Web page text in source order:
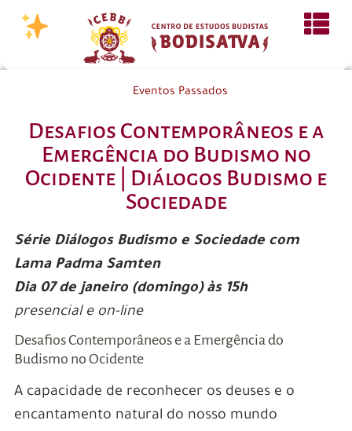
Eventos Passados
Desafios Contemporâneos e a
Emergência do Budismo no
Ocidente | Diálogos Budismo e
Sociedade
Série Diálogos Budismo e Sociedade com
Lama Padma Samten
Dia 07 de janeiro (domingo) às 15h
presencial e on-line
Desafios Contemporâneos e a Emergência do
Budismo no Ocidente
A capacidade de reconhecer os deuses e o
encantamento natural do nosso mundo